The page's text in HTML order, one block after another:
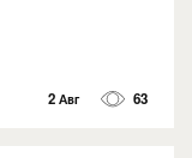
2 Авг 63